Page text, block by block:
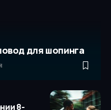
для шопинга
8-